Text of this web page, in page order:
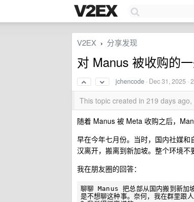
V2EX › 分享发现
对 Manus 被收购的
jchencode · Dec 31, 2025 ·
This topic created in 219 days
随着 Manus 被 Meta 收购之后，
早在今年七月份。当时，国内社媒
汉离开，搬离到新加坡。整个环境不
我在朋友圈的回答：
聊聊 Manus 把总部从国内搬到新加
是不想聊这种事。奈何，我在群里跟